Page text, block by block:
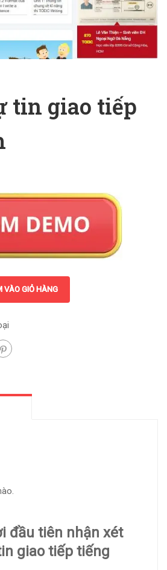
tin giao tiếp
VÀO GIỎ HÀNG
đầu tiên nhận xét
giao tiếp tiếng